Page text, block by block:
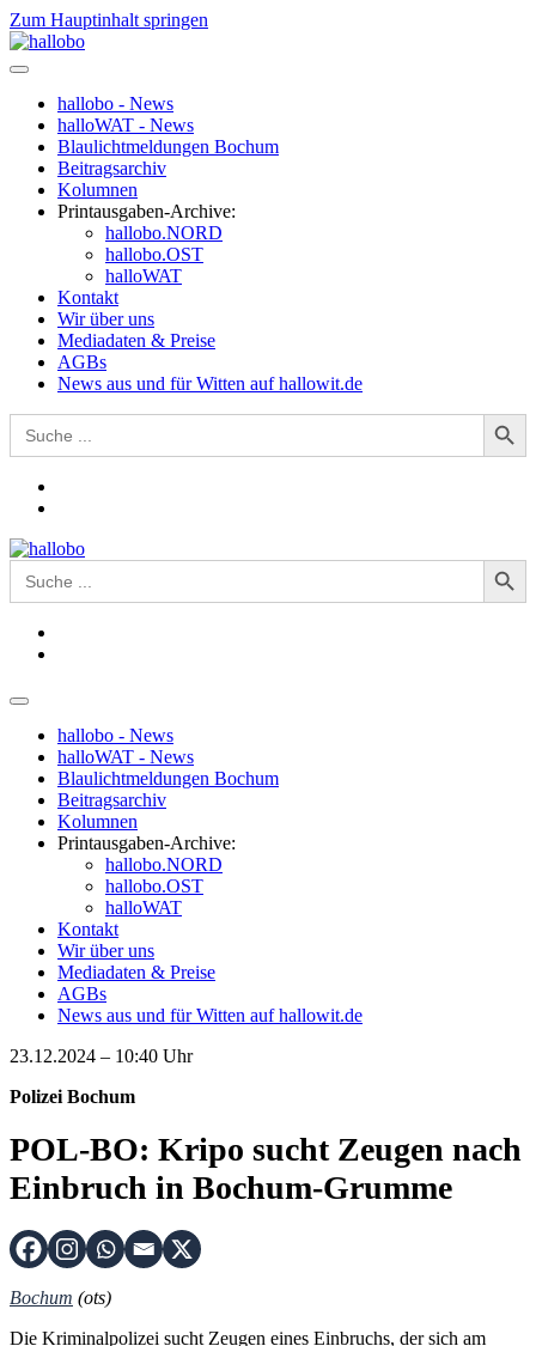
Zum Hauptinhalt springen
hallobo - News
halloWAT - News
Blaulichtmeldungen Bochum
Beitragsarchiv
Kolumnen
Printausgaben-Archive:
hallobo.NORD
hallobo.OST
halloWAT
Kontakt
Wir über uns
Mediadaten & Preise
AGBs
News aus und für Witten auf hallowit.de
Search
for:
Search Button
Search
for:
Search Button
hallobo - News
halloWAT - News
Blaulichtmeldungen Bochum
Beitragsarchiv
Kolumnen
Printausgaben-Archive:
hallobo.NORD
hallobo.OST
halloWAT
Kontakt
Wir über uns
Mediadaten & Preise
AGBs
News aus und für Witten auf hallowit.de
23.12.2024 – 10:40 Uhr
Polizei Bochum
POL-BO: Kripo sucht Zeugen nach
Einbruch in Bochum-Grumme
Bochum (ots)
Die Kriminalpolizei sucht Zeugen eines Einbruchs, der sich am